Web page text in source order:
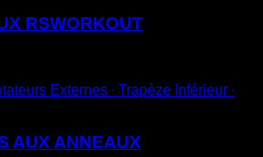
RSWORKOUT
Externes ∙ Trapèze Inférieur ∙
AUX ANNEAUX